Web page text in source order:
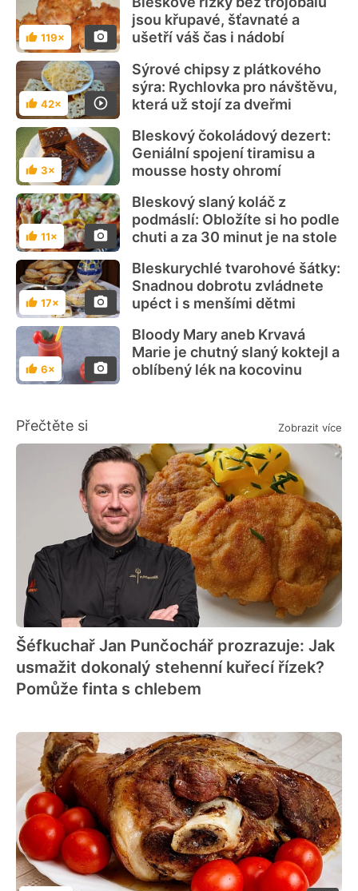
Hodnocení
119×
jsou křupavé, šťavnaté a
ušetří váš čas i nádobí
Hodnocení
42×
Sýrové chipsy z plátkového
sýra: Rychlovka pro návštěvu,
která už stojí za dveřmi
Hodnocení
3×
Bleskový čokoládový dezert:
Geniální spojení tiramisu a
mousse hosty ohromí
Hodnocení
11×
Bleskový slaný koláč z
podmáslí: Obložíte si ho podle
chuti a za 30 minut je na stole
Hodnocení
17×
Bleskurychlé tvarohové šátky:
Snadnou dobrotu zvládnete
upéct i s menšími dětmi
Hodnocení
6×
Bloody Mary aneb Krvavá
Marie je chutný slaný koktejl a
oblíbený lék na kocovinu
Přečtěte si Zobrazit více
Šéfkuchař Jan Punčochář prozrazuje: Jak
usmažit dokonalý stehenní kuřecí řízek?
Pomůže finta s chlebem